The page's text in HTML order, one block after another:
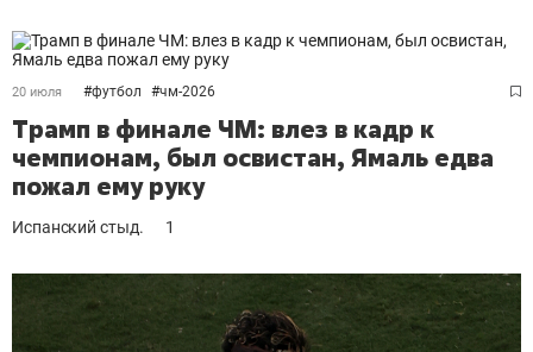
20 июля #футбол #чм-2026
Трамп в финале ЧМ: влез в кадр к
чемпионам, был освистан, Ямаль едва
пожал ему руку
Испанский стыд. 1